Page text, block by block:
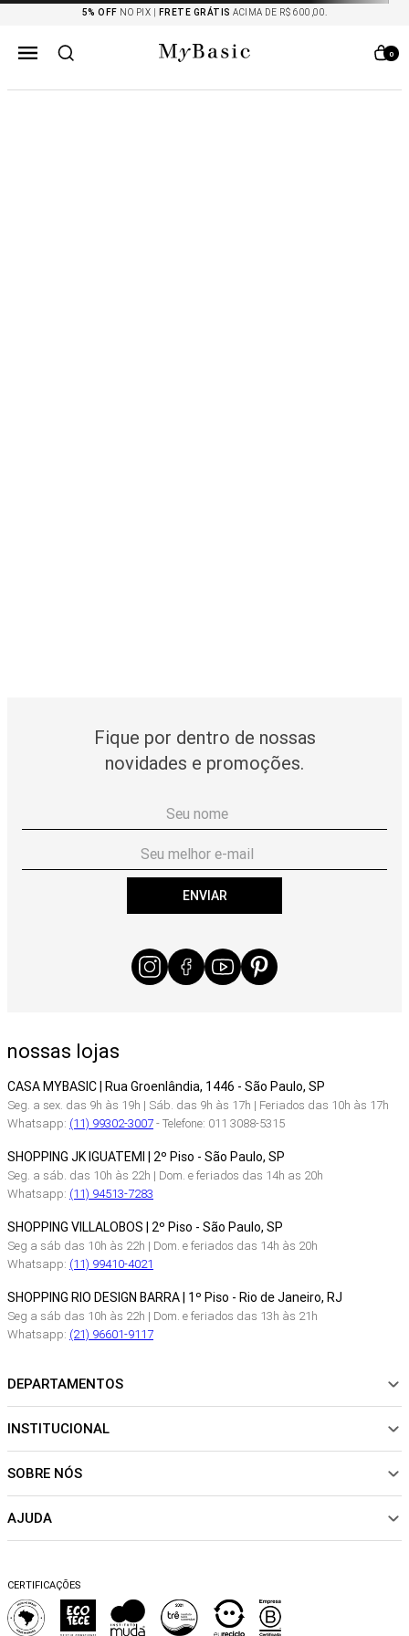
5% OFF NO PIX | FRETE GRÁTIS ACIMA DE R$ 600,00.
0
Fique por dentro de nossas
novidades e promoções.
ENVIAR
nossas lojas
CASA MYBASIC | Rua Groenlândia, 1446 - São Paulo, SP
Seg. a sex. das 9h às 19h | Sáb. das 9h às 17h | Feriados das 10h às 17h
Whatsapp: (11) 99302-3007- Telefone: 011 3088-5315
SHOPPING JK IGUATEMI | 2º Piso - São Paulo, SP
Seg. a sáb. das 10h às 22h | Dom. e feriados das 14h as 20h
Whatsapp: (11) 94513-7283
SHOPPING VILLALOBOS | 2º Piso - São Paulo, SP
Seg a sáb das 10h às 22h | Dom. e feriados das 14h às 20h
Whatsapp: (11) 99410-4021
SHOPPING RIO DESIGN BARRA | 1º Piso - Rio de Janeiro, RJ
Seg a sáb das 10h às 22h | Dom. e feriados das 13h às 21h
Whatsapp: (21) 96601-9117
DEPARTAMENTOS
NOVIDADES
CALÇADOS
SALE
INSTITUCIONAL
Sobre Nós
Sustentabilidade
Trocas e Devoluções
Perguntas Frequentes
Blog
SOBRE NÓS
Política de pagamento
AJUDA
Dicas de cuidados
Falar no WhatsApp
CERTIFICAÇÕES